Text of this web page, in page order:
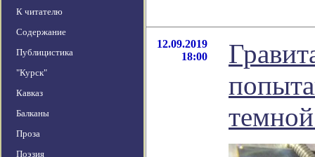
К читателю
Содержание
Публицистика
"Курск"
Кавказ
Балканы
Проза
Поэзия
12.09.2019
18:00